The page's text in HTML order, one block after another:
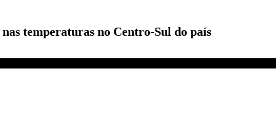
temperaturas no Centro-Sul do país